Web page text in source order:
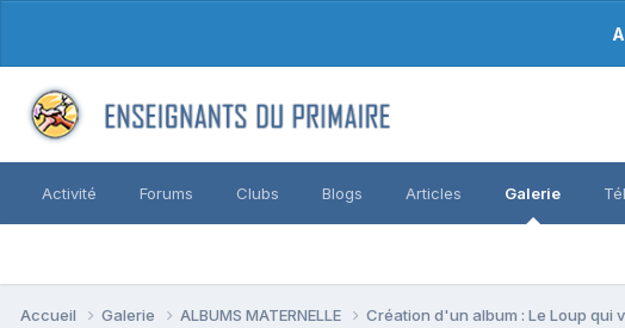
Activité Forums Clubs Blogs Articles Galerie
Accueil Galerie ALBUMS MATERNELLE Création d'un album : Le Loup qui